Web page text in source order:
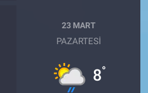
23 MART
PAZARTESI
8°